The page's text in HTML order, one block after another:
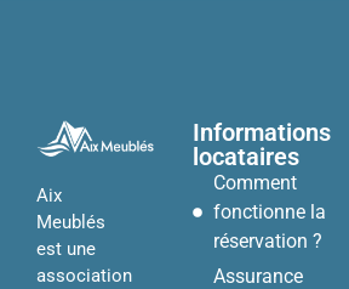
Aix
Meublés
est une
association
Informations
locataires
Comment
fonctionne la
réservation ?
Assurance